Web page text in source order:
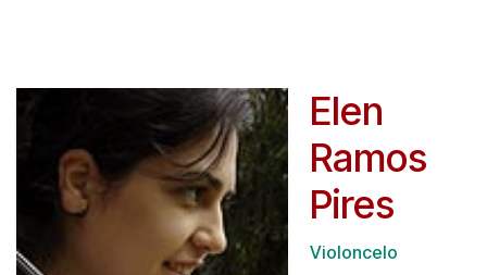
Elen
Ramos
Pires
Violoncelo